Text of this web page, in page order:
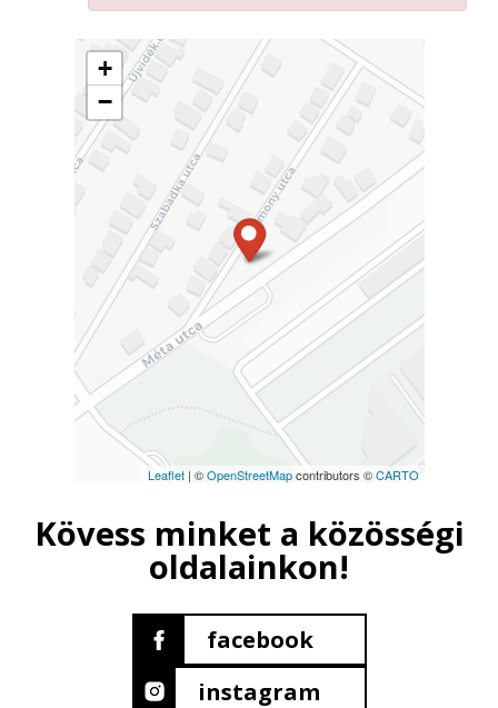
+
−
Leaflet| ©OpenStreetMapcontributors ©CARTO
Kövess minket a közösségi
oldalainkon!
facebook
instagram